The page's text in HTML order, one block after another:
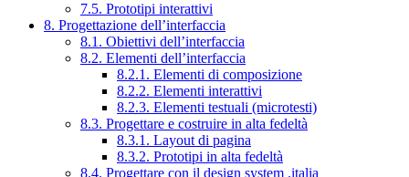
7.5. Prototipi interattivi
8. Progettazione dell’interfaccia
8.1. Obiettivi dell’interfaccia
8.2. Elementi dell’interfaccia
8.2.1. Elementi di composizione
8.2.2. Elementi interattivi
8.2.3. Elementi testuali (microtesti)
8.3. Progettare e costruire in alta fedeltà
8.3.1. Layout di pagina
8.3.2. Prototipi in alta fedeltà
8.4. Progettare con il design system .italia